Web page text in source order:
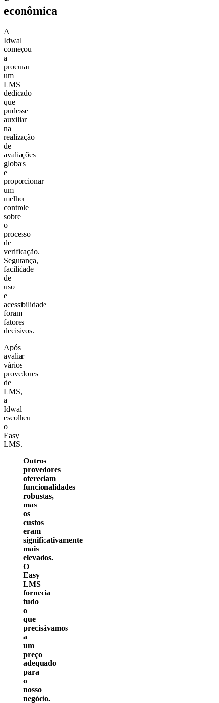
econômica
A
Idwal
começou
a
procurar
um
LMS
dedicado
que
pudesse
auxiliar
na
realização
de
avaliações
globais
e
proporcionar
um
melhor
controle
sobre
o
processo
de
verificação.
Segurança,
facilidade
de
uso
e
acessibilidade
foram
fatores
decisivos.
Após
avaliar
vários
provedores
de
LMS,
a
Idwal
escolheu
o
Easy
LMS.
Outros
provedores
ofereciam
funcionalidades
robustas,
mas
os
custos
eram
significativamente
mais
elevados.
O
Easy
LMS
fornecia
tudo
o
que
precisávamos
a
um
preço
adequado
para
o
nosso
negócio.